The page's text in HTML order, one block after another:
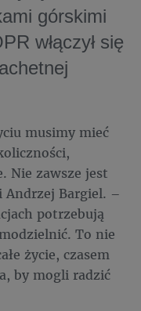
górskimi
włączył się
musimy mieć
Nie zawsze jest
Andrzej Bargiel. –
potrzebują
To nie
życie, czasem
by mogli radzić